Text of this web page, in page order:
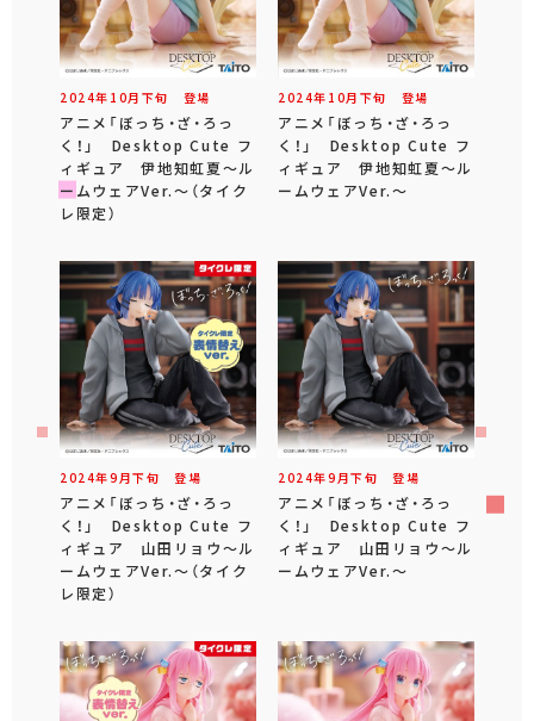
2024年 10月 下旬 登場
アニメ「ぼっち・ざ・ろっ
く！」 Desktop Cute フ
ィギュア 伊地知虹夏～ル
ームウェアVer.～（タイク
レ限定）
2024年 10月 下旬 登場
アニメ「ぼっち・ざ・ろっ
く！」 Desktop Cute フ
ィギュア 伊地知虹夏～ル
ームウェアVer.～
2024年9 月下旬 登場
アニメ「ぼっち・ざ・ろっ
く！」 Desktop Cute フ
ィギュア 山田リョウ～ル
ームウェアVer.～（タイク
レ限定）
2024年9 月下旬 登場
アニメ「ぼっち・ざ・ろっ
く！」 Desktop Cute フ
ィギュア 山田リョウ～ル
ームウェアVer.～